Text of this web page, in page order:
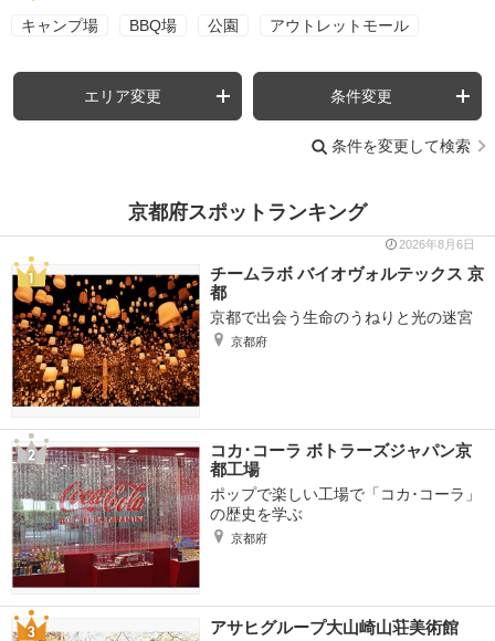
キャンプ場 BBQ場 公園 アウトレットモール
エリア変更 条件変更
条件を変更して検索
京都府スポットランキング
2026年8月6日
チームラボ バイオヴォルテックス 京
都
京都で出会う生命のうねりと光の迷宮
京都府
コカ･コーラ ボトラーズジャパン京
都工場
ポップで楽しい工場で「コカ･コーラ」
の歴史を学ぶ
京都府
アサヒグループ大山崎山荘美術館